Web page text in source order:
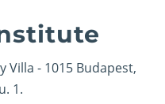
Villa - 1015 Budapest,
1.